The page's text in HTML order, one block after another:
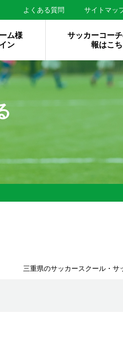
よくある質問 サイトマッ
ム様
ン
サッカーコー
報はこ
三重県のサッカースクール・サ